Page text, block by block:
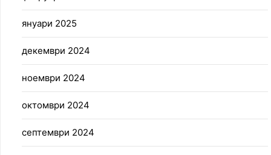
януари 2025
декември 2024
ноември 2024
октомври 2024
септември 2024